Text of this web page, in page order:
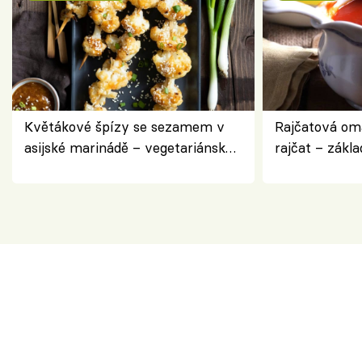
Květákové špízy se sezamem v
asijské marinádě – vegetariánská
Rajčatová
rajčat –